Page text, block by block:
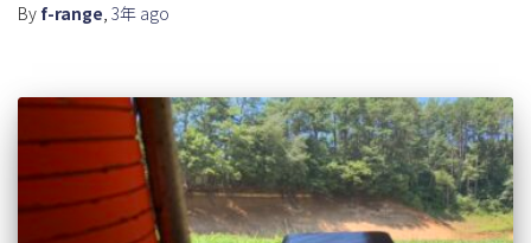
By f-range, 3年 ago